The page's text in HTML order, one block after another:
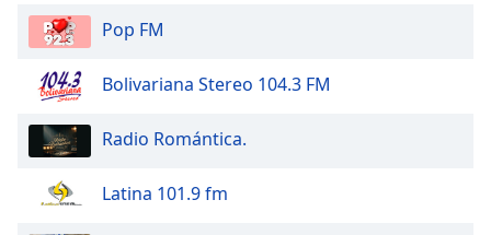
Pop FM
Bolivariana Stereo 104.3 FM
Radio Romántica.
Latina 101.9 fm